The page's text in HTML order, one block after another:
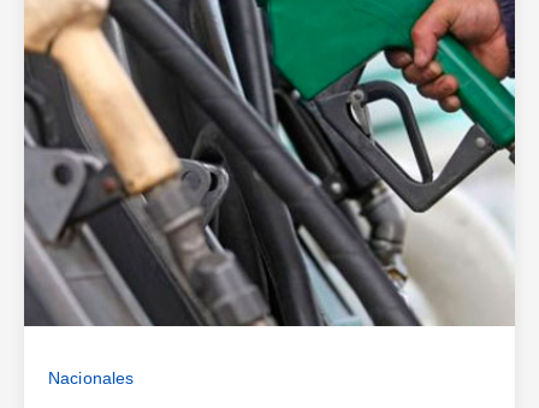
Nacionales